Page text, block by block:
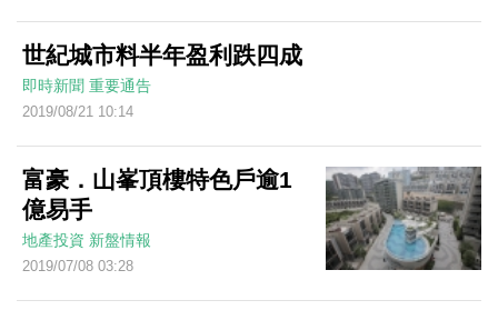
世紀城市料半年盈利跌四成
即時新聞 重要通告
2019/08/21 10:14
富豪．山峯頂樓特色戶逾1
億易手
地產投資 新盤情報
2019/07/08 03:28